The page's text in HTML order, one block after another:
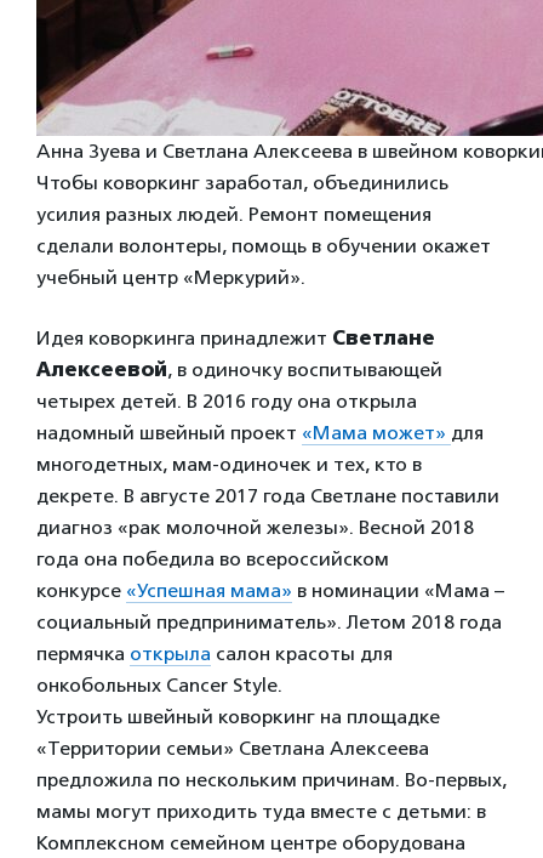
Анна Зуева и Светлана Алексеева в швейном
Чтобы коворкинг заработал, объединились
усилия разных людей. Ремонт помещения
сделали волонтеры, помощь в обучении окажет
учебный центр «Меркурий».
Идея коворкинга принадлежит Светлане
Алексеевой, в одиночку воспитывающей
четырех детей. В 2016 году она открыла
надомный швейный проект «Мама может» для
многодетных, мам-одиночек и тех, кто в
декрете. В августе 2017 года Светлане поставили
диагноз «рак молочной железы». Весной 2018
года она победила во всероссийском
конкурсе «Успешная мама» в номинации «Мама –
социальный предприниматель». Летом 2018 года
пермячка открыла салон красоты для
онкобольных Cancer Style.
Устроить швейный коворкинг на площадке
«Территории семьи» Светлана Алексеева
предложила по нескольким причинам. Во-первых,
мамы могут приходить туда вместе с детьми: в
Комплексном семейном центре оборудована